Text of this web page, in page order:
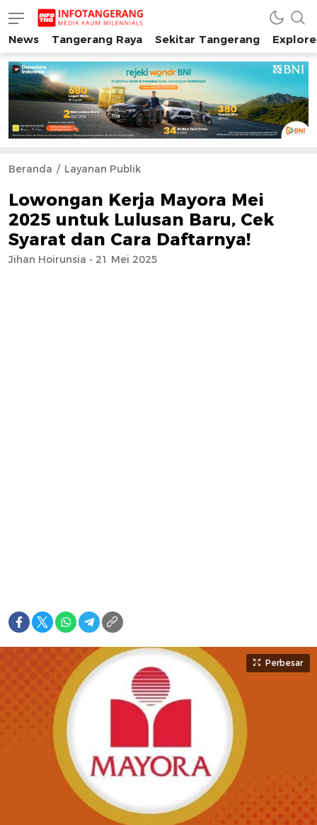
INFO TANGERANG
Media Kaum Millenials Tangerang Raya
News Tangerang Raya Sekitar Tangerang
Beranda Layanan Publik
Lowongan Kerja Mayora Mei
2025 untuk Lulusan Baru, Cek
Syarat dan Cara Daftarnya!
Jihan Hoirunsia - 21 Mei 2025
Perbesar